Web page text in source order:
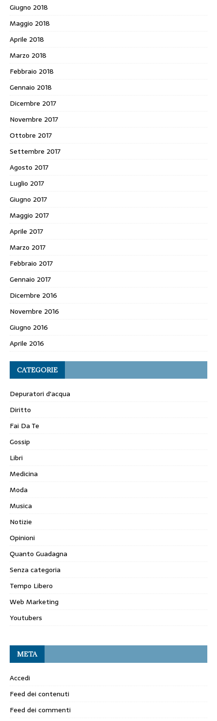
Giugno 2018
Maggio 2018
Aprile 2018
Marzo 2018
Febbraio 2018
Gennaio 2018
Dicembre 2017
Novembre 2017
Ottobre 2017
Settembre 2017
Agosto 2017
Luglio 2017
Giugno 2017
Maggio 2017
Aprile 2017
Marzo 2017
Febbraio 2017
Gennaio 2017
Dicembre 2016
Novembre 2016
Giugno 2016
Aprile 2016
CATEGORIE
Depuratori d'acqua
Diritto
Fai Da Te
Gossip
Libri
Medicina
Moda
Musica
Notizie
Opinioni
Quanto Guadagna
Senza categoria
Tempo Libero
Web Marketing
Youtubers
META
Accedi
Feed dei contenuti
Feed dei commenti